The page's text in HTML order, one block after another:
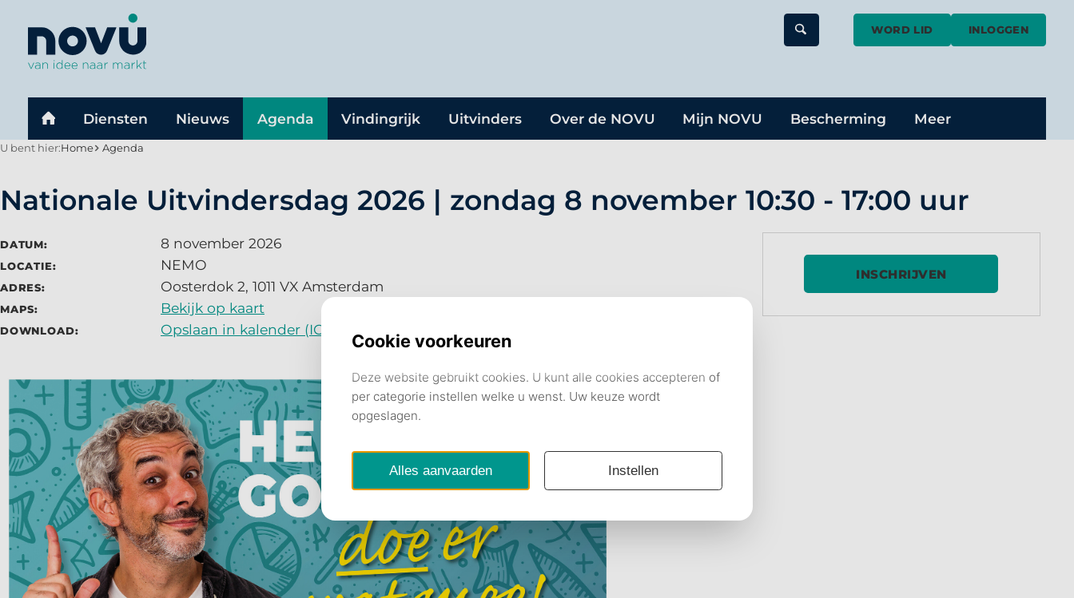
WORD LID INLOGGEN
U bent hier:Home Agenda
Nationale Uitvindersdag 2026 | zondag 8 november 10:30 - 17:00 uur
DATUM: 8 november 2026
LOCATIE: NEMO
ADRES: Oosterdok 2, 1011 VX Amsterdam
MAPS: Bekijk op kaart
DOWNLOAD: Opslaan in kalender (ICS).
INSCHRIJVEN